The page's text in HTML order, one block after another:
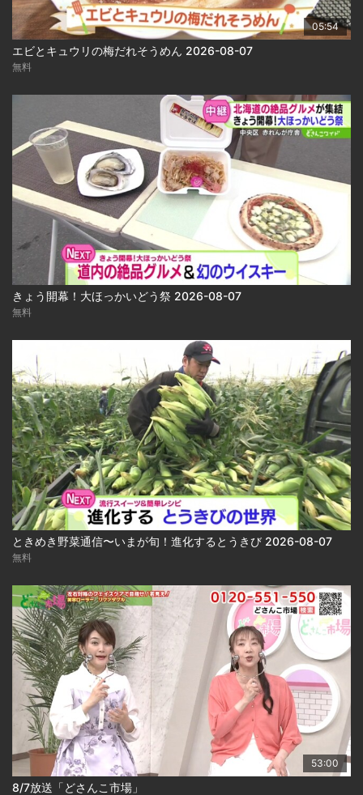
05:54
エビとキュウリの梅だれそうめん 2026-08-07
無料
きょう開幕！大ほっかいどう祭 2026-08-07
無料
ときめき野菜通信〜いまが旬！進化するとうきび 2026-08-07
無料
53:00
8/7放送「どさんこ市場」